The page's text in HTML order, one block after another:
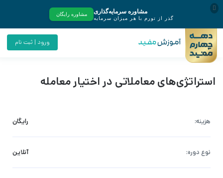
ورود | ثبت نام
استراتژی‌های معاملاتی در اختیار معامله
هزینه: رایگان
نوع دوره: آنلاین